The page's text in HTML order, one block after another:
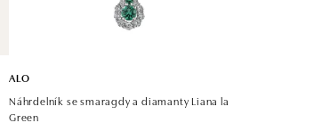
ALO
Náhrdelník se smaragdy a diamanty Liana la
Green